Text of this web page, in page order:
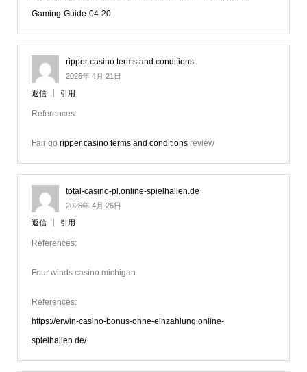
Gaming-Guide-04-20
ripper casino terms and conditions
2026年 4月 21日
返信 引用
References:
Fair go ripper casino terms and conditionsreview
total-casino-pl.online-spielhallen.de
2026年 4月 26日
返信 引用
References:
Four winds casino michigan
References:
https://erwin-casino-bonus-ohne-einzahlung.online-
spielhallen.de/